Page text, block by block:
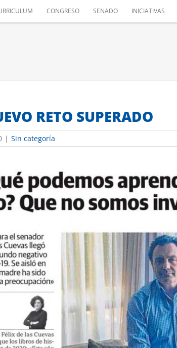
CONGRESO SENADO INICIATIVAS
RETO SUPERADO
| Sin categoría